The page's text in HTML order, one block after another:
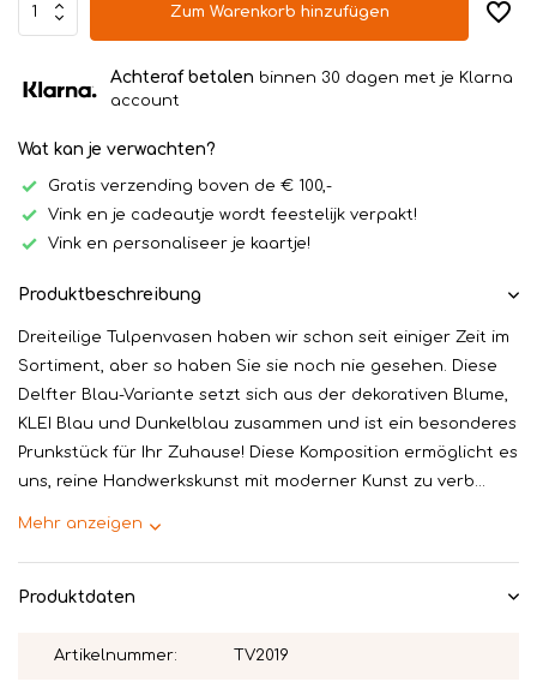
Zum Warenkorb hinzufügen
Achteraf betalen binnen 30 dagen met je Klarna
account
Wat kan je verwachten?
Gratis verzending boven de € 100,-
Vink en je cadeautje wordt feestelijk verpakt!
Vink en personaliseer je kaartje!
Produktbeschreibung
Dreiteilige Tulpenvasen haben wir schon seit einiger Zeit im
Sortiment, aber so haben Sie sie noch nie gesehen. Diese
Delfter Blau-Variante setzt sich aus der dekorativen Blume,
KLEI Blau und Dunkelblau zusammen und ist ein besonderes
Prunkstück für Ihr Zuhause! Diese Komposition ermöglicht es
uns, reine Handwerkskunst mit moderner Kunst zu verb...
Mehr anzeigen
Produktdaten
Artikelnummer: TV2019